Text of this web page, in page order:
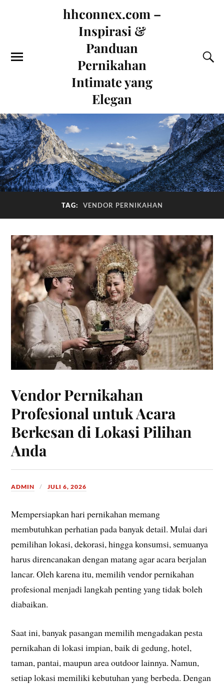
hhconnex.com –
Inspirasi &
Panduan
Pernikahan
Intimate yang
Elegan
TAG: VENDOR PERNIKAHAN
Vendor Pernikahan
Profesional untuk Acara
Berkesan di Lokasi Pilihan
Anda
ADMIN JULI 6, 2026
Mempersiapkan hari pernikahan memang
membutuhkan perhatian pada banyak detail. Mulai dari
pemilihan lokasi, dekorasi, hingga konsumsi, semuanya
harus direncanakan dengan matang agar acara berjalan
lancar. Oleh karena itu, memilih vendor pernikahan
profesional menjadi langkah penting yang tidak boleh
diabaikan.
Saat ini, banyak pasangan memilih mengadakan pesta
pernikahan di lokasi impian, baik di gedung, hotel,
taman, pantai, maupun area outdoor lainnya. Namun,
setiap lokasi memiliki kebutuhan yang berbeda. Dengan